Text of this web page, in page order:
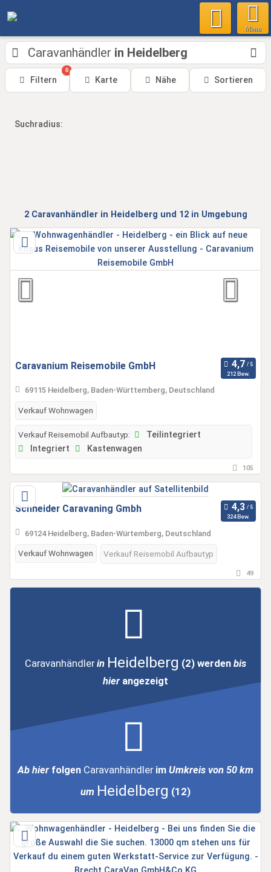
Menu
Caravanhändler in Heidelberg
Filtern
0
Karte Nähe Sortieren
Suchradius:
2Caravanhändler in Heidelberg und 12 in Umgebung
Caravanium Reisemobile GmbH
212 Bew.
69115 Heidelberg, Baden-Württemberg, Deutschland
Verkauf Wohnwagen
Verkauf Reisemobil Aufbautyp:
Teilintegriert
Integriert
Kastenwagen
105
Schneider Caravaning Gmbh
324 Bew.
69124 Heidelberg, Baden-Würtemberg, Deutschland
Verkauf Wohnwagen Verkauf Reisemobil Aufbautyp
49
Caravanhändler in Heidelberg (2) werden bis
hierangezeigt
Ab hier folgen Caravanhändlerim Umkreis von 50 km
um Heidelberg (12)